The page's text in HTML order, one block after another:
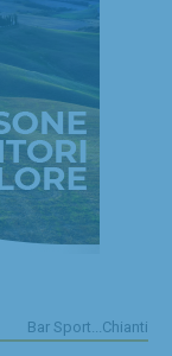
Bar Sport...Chianti